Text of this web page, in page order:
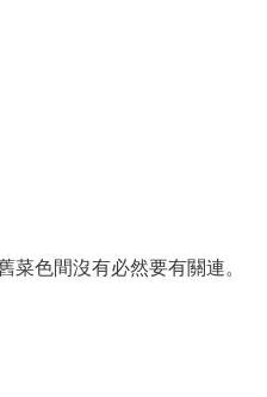
色間沒有必然要有關連。